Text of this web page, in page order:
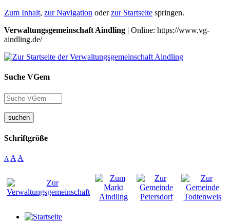
Zum Inhalt, zur Navigation oderzur Startseite springen.
Verwaltungsgemeinschaft Aindling | Online: https://www.vg-
aindling.de/
Suche VGem
suchen
Schriftgröße
A A A